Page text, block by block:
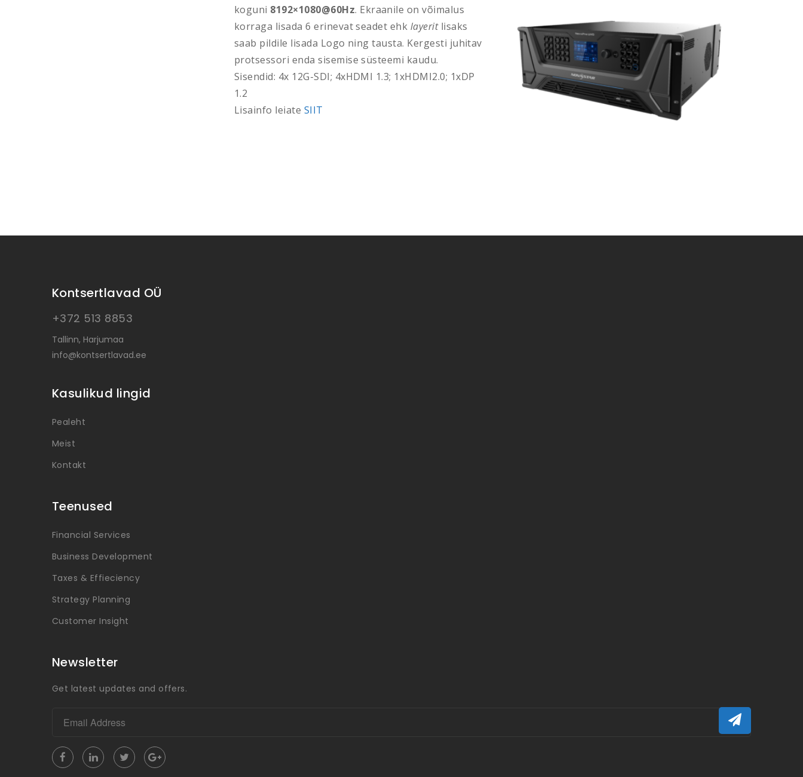
koguni 8192×1080@60Hz. Ekraanile on võimalus
korraga lisada 6 erinevat seadet ehk layerit lisaks
saab pildile lisada Logo ning tausta. Kergesti juhitav
protsessori enda sisemise süsteemi kaudu.
Sisendid: 4x 12G-SDI; 4xHDMI 1.3; 1xHDMI2.0; 1xDP
1.2
Lisainfo leiate SIIT
Kontsertlavad OÜ
+372 513 8853
Tallinn, Harjumaa
info@kontsertlavad.ee
Kasulikud lingid
Pealeht
Meist
Kontakt
Teenused
Financial Services
Business Development
Taxes & Effieciency
Strategy Planning
Customer Insight
Newsletter
Get latest updates and offers.